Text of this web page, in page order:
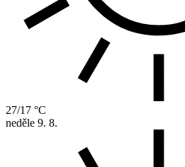
27/17 °C
neděle 9. 8.